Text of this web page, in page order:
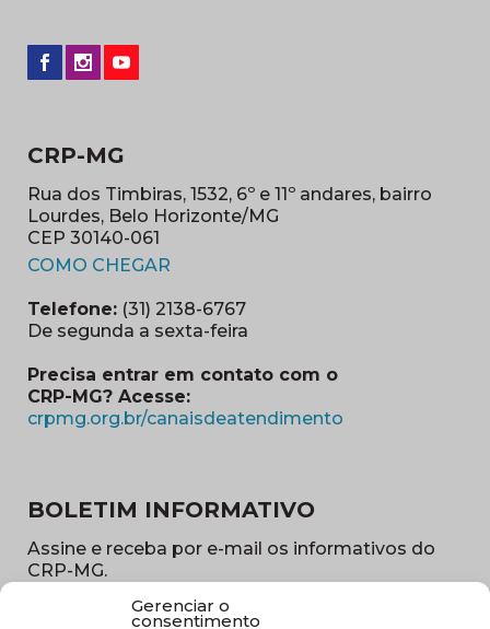
Gerenciar o
consentimento
CRP-MG
Rua dos Timbiras, 1532, 6º e 11º andares, bairro
Lourdes, Belo Horizonte/MG
CEP 30140-061
COMO CHEGAR
Telefone: (31) 2138-6767
De segunda a sexta-feira
Precisa entrar em contato com o
CRP-MG? Acesse:
crpmg.org.br/canaisdeatendimento
BOLETIM INFORMATIVO
Assine e receba por e-mail os informativos do
CRP-MG.